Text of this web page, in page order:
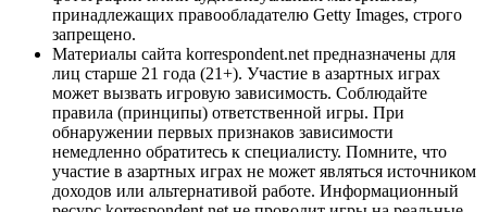
принадлежащих правообладателю Getty Images, строго
запрещено.
Материалы сайта korrespondent.net предназначены для
лиц старше 21 года (21+). Участие в азартных играх
может вызвать игровую зависимость. Соблюдайте
правила (принципы) ответственной игры. При
обнаружении первых признаков зависимости
немедленно обратитесь к специалисту. Помните, что
участие в азартных играх не может являться источником
доходов или альтернативой работе. Информационный